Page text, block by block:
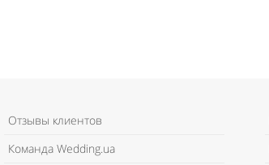
Отзывы клиентов
Команда Wedding.ua